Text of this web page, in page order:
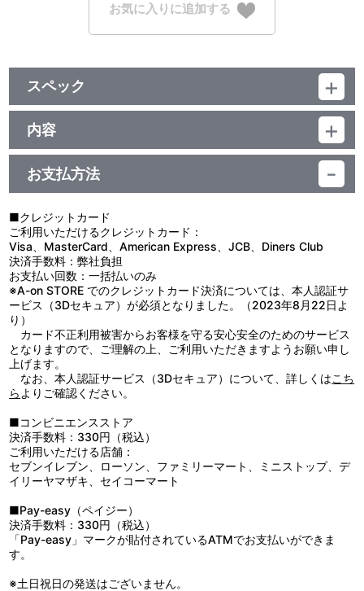
お気に入りに追加する
スペック
品番：TU-2771
ジャンル：グッズ
サイズ：約 高さ170mm×幅110mm
素材：(本体)ポリエステル・(ボールチェーン)鉄
生産国：中国
内容
制作年度：2020年
【商品仕様】
が登場！
こちらの商品は通常、学校指定衣装を着用していますが別売りの
「着せ替えぬいぐるみ用ユニット衣装」に着せ替えもできます！
※画像は監修中の為、仕様など多少変更になる場合がございます。
ご了承ください。
【使用上の注意】
●本商品の対象年齢は１５才以上です。対象年齢未満のお子様には
絶対に与えないでください。
●火気には絶対に近づけないでください。
●破損やけがの原因となりますので、無理に引っぱったり、振り回
したりしないでください。
化の恐れがありますのでご注意ください。
●洗濯はできません。汚れた場合は、水または薄めた中性洗剤を含
ませた布などで軽く汚れを拭き取ってください。
●ボールチェーン・ひもは、指などに巻きつけたりしないでくださ
い。血がかよわなくなり危険です。
お支払方法
■クレジットカード
ご利用いただけるクレジットカード：
Visa、MasterCard、American Express、JCB、Diners Club
決済手数料：弊社負担
お支払い回数：一括払いのみ
※A-on STORE でのクレジットカード決済については、本人認証サ
ービス（3Dセキュア）が必須となりました。（2023年8月22日よ
り）
カード不正利用被害からお客様を守る安心安全のためのサービス
となりますので、ご理解の上、ご利用いただきますようお願い申し
上げます。
なお、本人認証サービス（3Dセキュア）について、詳しくはこち
ら よりご確認ください。
■コンビニエンスストア
決済手数料：330円（税込）
ご利用いただける店舗：
セブンイレブン、ローソン、ファミリーマート、ミニストップ、デ
イリーヤマザキ、セイコーマート
■Pay-easy（ペイジー）
決済手数料：330円（税込）
「Pay-easy」マークが貼付されているATMでお支払いができま
す。
※土日祝日の発送はございません。